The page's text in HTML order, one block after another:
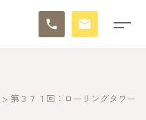
> 第３７１回：ローリングタワー